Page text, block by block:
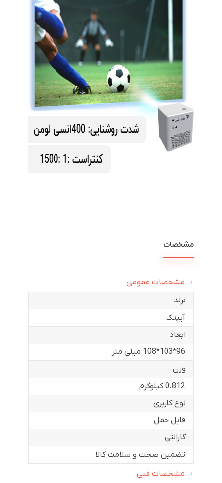
مشخصات
مشخصات عمومی
برند
آیپتک
ابعاد
96*103*108 میلی متر
وزن
0.812 کیلوگرم
نوع کاربری
قابل حمل
گارانتی
تضمین صحت و سلامت کالا
مشخصات فنی